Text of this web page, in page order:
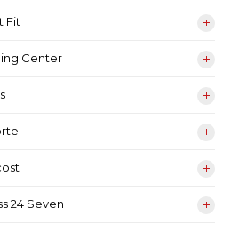
Fit
Center
24 Seven